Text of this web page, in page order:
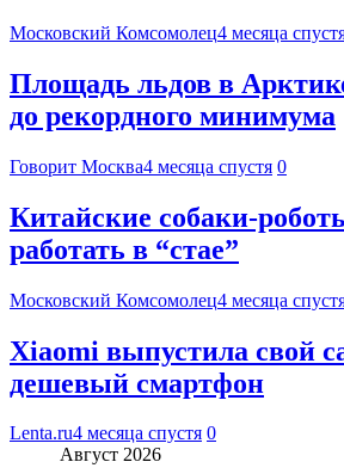
Московский Комсомолец4 месяца
Площадь льдов в
до рекордного минимума
Говорит Москва4 месяца спустя 0
Китайские собаки-
работать в “стае”
Московский Комсомолец4 месяца
Xiaomi выпустила свой
дешевый смартфон
Lenta.ru4 месяца спустя 0
Август 2026